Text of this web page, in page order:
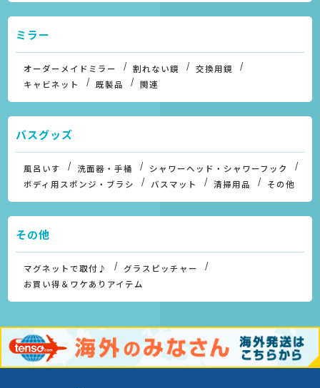
ミラー
オーダーメイドミラー 割れない鏡
交換用鏡
キャビネット
既製品 関連
バスグッズ
風呂いす 洗面器・手桶
シャワーヘッド・シャワーフック
ボディ用スポンジ・ブラシ
バスマット 清掃用品 その他
その他
マグネットで取付♪
グラスピッチャー
お買い得＆ワケありアイテム